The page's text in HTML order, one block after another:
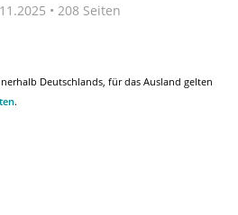
• 208 Seiten
Deutschlands, für das Ausland gelten
.